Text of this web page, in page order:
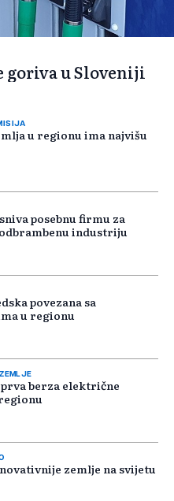
goriva u Sloveniji
u regionu ima najvišu
posebnu firmu za
industriju
povezana sa
u regionu
berza električne
zemlje na svijetu